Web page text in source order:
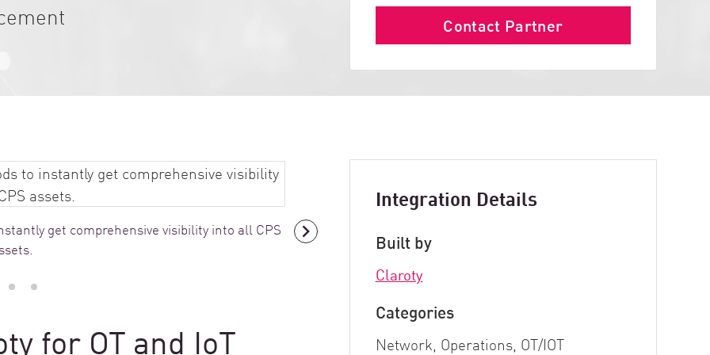
Contact Partner
get comprehensive visibility into all CPS
for OT and IoT
Integration Details
Built by
Claroty
Categories
Network, Operations, OT/IOT